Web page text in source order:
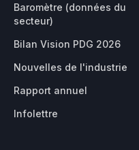
Baromètre (données du
secteur)
Bilan Vision PDG 2026
Nouvelles de l'industrie
Rapport annuel
Infolettre